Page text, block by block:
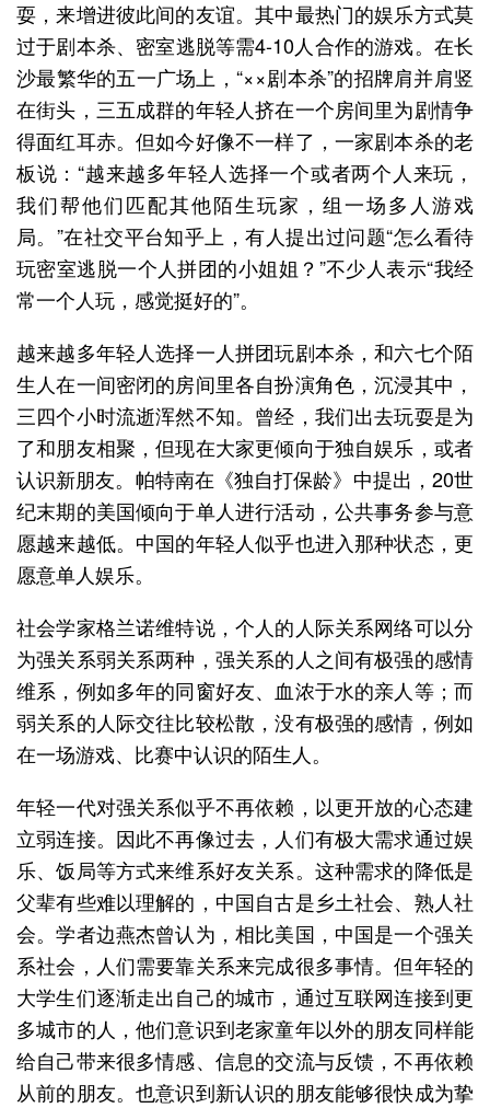
耍，来增进彼此间的友谊。其中最热门的娱乐方式莫
过于剧本杀、密室逃脱等需4-10人合作的游戏。在长
沙最繁华的五一广场上，“××剧本杀”的招牌肩并肩竖
在街头，三五成群的年轻人挤在一个房间里为剧情争
得面红耳赤。但如今好像不一样了，一家剧本杀的老
板说：“越来越多年轻人选择一个或者两个人来玩，
我们帮他们匹配其他陌生玩家，组一场多人游戏
局。”在社交平台知乎上，有人提出过问题“怎么看待
玩密室逃脱一个人拼团的小姐姐？”不少人表示“我经
常一个人玩，感觉挺好的”。
越来越多年轻人选择一人拼团玩剧本杀，和六七个陌
生人在一间密闭的房间里各自扮演角色，沉浸其中，
三四个小时流逝浑然不知。曾经，我们出去玩耍是为
了和朋友相聚，但现在大家更倾向于独自娱乐，或者
认识新朋友。帕特南在《独自打保龄》中提出，20世
纪末期的美国倾向于单人进行活动，公共事务参与意
愿越来越低。中国的年轻人似乎也进入那种状态，更
愿意单人娱乐。
社会学家格兰诺维特说，个人的人际关系网络可以分
为强关系弱关系两种，强关系的人之间有极强的感情
维系，例如多年的同窗好友、血浓于水的亲人等；而
弱关系的人际交往比较松散，没有极强的感情，例如
在一场游戏、比赛中认识的陌生人。
年轻一代对强关系似乎不再依赖，以更开放的心态建
立弱连接。因此不再像过去，人们有极大需求通过娱
乐、饭局等方式来维系好友关系。这种需求的降低是
父辈有些难以理解的，中国自古是乡土社会、熟人社
会。学者边燕杰曾认为，相比美国，中国是一个强关
系社会，人们需要靠关系来完成很多事情。但年轻的
大学生们逐渐走出自己的城市，通过互联网连接到更
多城市的人，他们意识到老家童年以外的朋友同样能
给自己带来很多情感、信息的交流与反馈，不再依赖
从前的朋友。也意识到新认识的朋友能够很快成为挚